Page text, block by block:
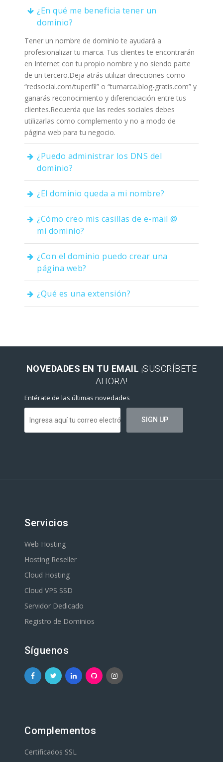
¿En qué me beneficia tener un
dominio?
Tener un nombre de dominio te ayudará a
profesionalizar tu marca. Tus clientes te encontrarán
en Internet con tu propio nombre y no siendo parte
de un tercero.Deja atrás utilizar direcciones como
“redsocial.com/tuperfil” o “tumarca.blog-gratis.com” y
ganarás reconocimiento y diferenciación entre tus
clientes.Recuerda que las redes sociales debes
utilizarlas como complemento y no a modo de
página web para tu negocio.
¿Puedo administrar los DNS del
dominio?
¿El dominio queda a mi nombre?
¿Cómo creo mis casillas de e-mail @
mi dominio?
¿Con el dominio puedo crear una
página web?
¿Qué es una extensión?
NOVEDADES EN TU EMAIL ¡SUSCRÍBETE
AHORA!
Entérate de las últimas novedades
Servicios
Web Hosting
Hosting Reseller
Cloud Hosting
Cloud VPS SSD
Servidor Dedicado
Registro de Dominios
Síguenos
Complementos
Certificados SSL